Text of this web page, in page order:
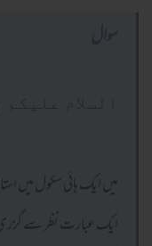
السلام
میں ایک ہائی سکول میں
ایک عبارت نظر سے